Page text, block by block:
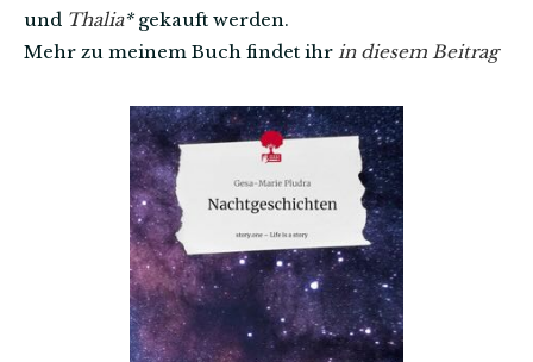
und Thalia*gekauft werden.
Mehr zu meinem Buch findet ihr in diesem Beitrag